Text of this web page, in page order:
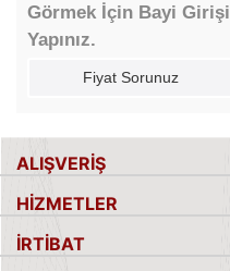
Görmek İçin Bayi Girişi
Yapınız.
Fiyat Sorunuz
ALIŞVERİŞ
HİZMETLER
İRTİBAT